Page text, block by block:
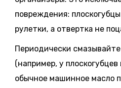
повреждения:
рулетки, а отвертка не
Периодически
(например, у
обычное машинное масло